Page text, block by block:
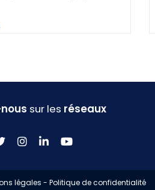
sur les réseaux
légales - Politique de confidentialité